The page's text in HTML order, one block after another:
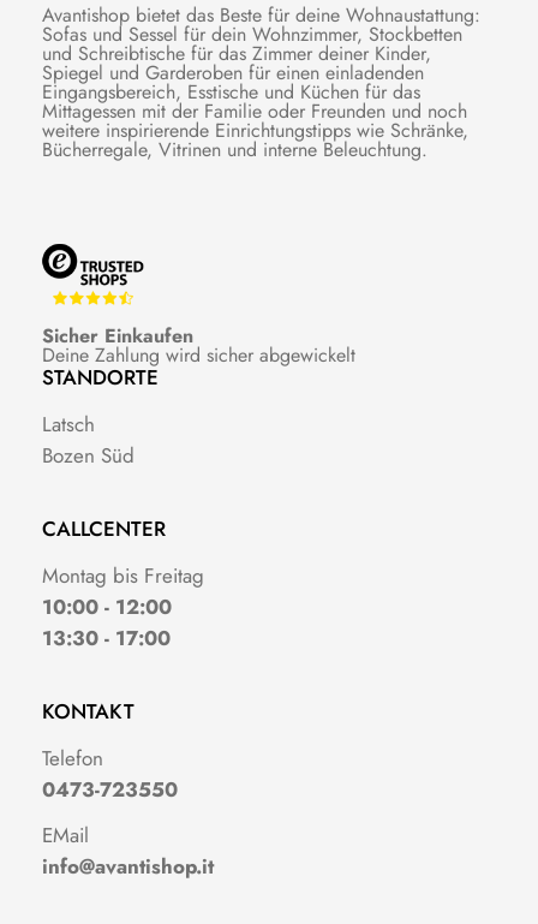
Avantishop bietet das Beste für deine Wohnaustattung:
Sofas und Sessel für dein Wohnzimmer, Stockbetten
und Schreibtische für das Zimmer deiner Kinder,
Spiegel und Garderoben für einen einladenden
Eingangsbereich, Esstische und Küchen für das
Mittagessen mit der Familie oder Freunden und noch
weitere inspirierende Einrichtungstipps wie Schränke,
Bücherregale, Vitrinen und interne Beleuchtung.
Sicher Einkaufen
Deine Zahlung wird sicher abgewickelt
STANDORTE
Latsch
Bozen Süd
CALLCENTER
Montag bis Freitag
10:00 - 12:00
13:30 - 17:00
KONTAKT
Telefon
0473-723550
EMail
info@avantishop.it